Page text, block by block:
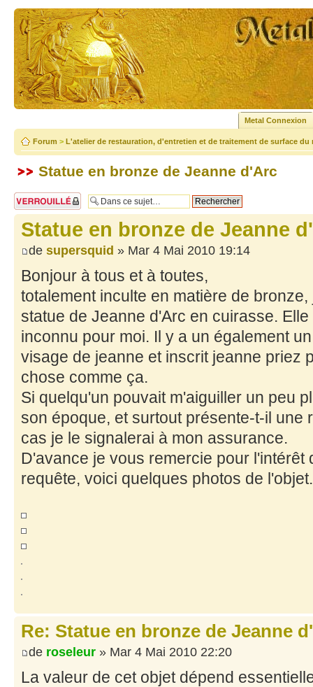
Metal Connexion
Forum > L'atelier de restauration, d'entretien et de traitement de surface du
Statue en bronze de Jeanne d'Arc
Sujet verrouillé
Statue en bronze de Jeanne
de supersquid » Mar 4 Mai 2010 19:14
Bonjour à tous et à toutes,
totalement inculte en matière de
statue de Jeanne d'Arc en cuirasse.
inconnu pour moi. Il y a un également
visage de jeanne et inscrit jeanne priez
chose comme ça.
Si quelqu'un pouvait m'aiguiller un peu
son époque, et surtout présente-t-il une
cas je le signalerai à mon assurance.
D'avance je vous remercie pour l'intérêt
requête, voici quelques photos de l'objet.
Re: Statue en bronze de Jeanne
de roseleur » Mar 4 Mai 2010 22:20
La valeur de cet objet dépend